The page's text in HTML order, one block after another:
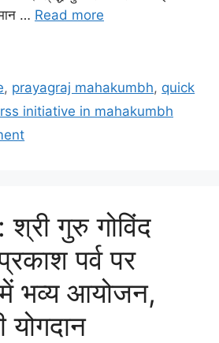
… Read more
, prayagraj mahakumbh, quick
rss initiative in mahakumbh
श्री गुरु गोविंद
पर्व पर
में भव्य आयोजन,
योगदान